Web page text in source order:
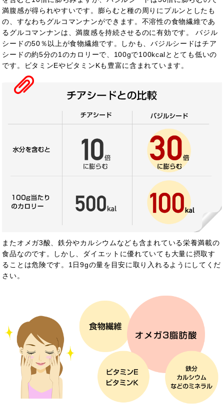
満腹感が得られやすいです。膨らむと種の周りにプルンとしたも
の、すなわちグルコマンナンができます。不溶性の食物繊維であ
るグルコマンナンは、満腹感を持続させるのに有効です。 バジル
シードの50％以上が食物繊維です。しかも、バジルシードはチア
シードの約5分の1のカロリーで、100gで100kcalととても低いの
です。
ビタミンEやビタミンKも豊富に含まれています。
またオメガ3酸、鉄分やカルシウムなども含まれている栄養満載の
食品なのです。しかし、ダイエットに優れていても大量に摂取す
ることは危険です。1日9gの量を目安に取り入れるようにしてくだ
さい。